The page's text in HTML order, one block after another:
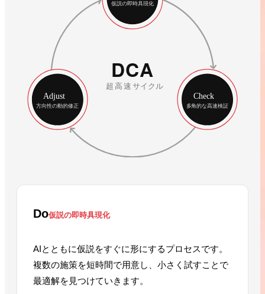
Do仮説の即時具現化
AIとともに仮説をすぐに形にするプロセスです。
複数の施策を短時間で用意し、小さく試すことで
最適解を見つけていきます。